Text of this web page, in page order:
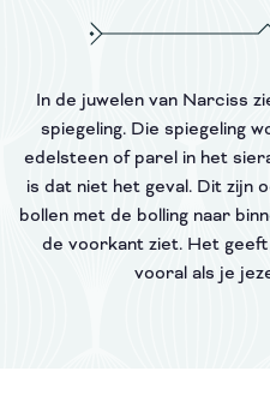
In de juwelen van Narciss
spiegeling. Die spiegeling
edelsteen of parel in het
is dat niet het geval. Dit zijn
bollen met de bolling naar
de voorkant ziet. Het
vooral als je